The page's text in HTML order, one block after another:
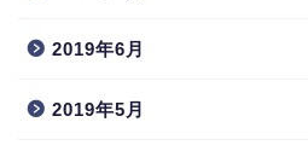
2019年6月
2019年5月